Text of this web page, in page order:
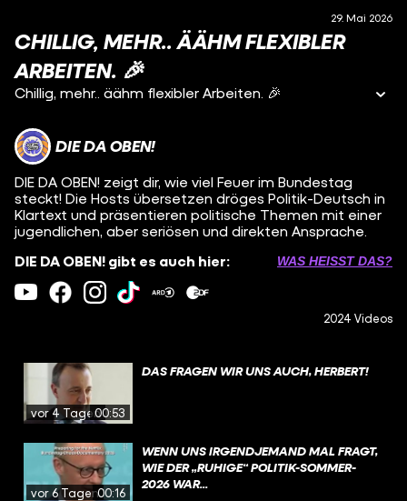
29. Mai 2026
CHILLIG, MEHR.. ÄÄHM FLEXIBLER
ARBEITEN. 🎉
Chillig, mehr.. äähm flexibler Arbeiten. 🎉
DIE DA OBEN!
DIE DA OBEN! zeigt dir, wie viel Feuer im Bundestag
steckt! Die Hosts übersetzen dröges Politik-Deutsch in
Klartext und präsentieren politische Themen mit einer
jugendlichen, aber seriösen und direkten Ansprache.
DIE DA OBEN! gibt es auch hier:
WAS HEISST DAS?
2024 Videos
vor 4 Tagen00:53
DAS FRAGEN WIR UNS AUCH, HERBERT!
vor 6 Tagen00:16
WENN UNS IRGENDJEMAND MAL FRAGT,
WIE DER „RUHIGE“ POLITIK-SOMMER-
2026 WAR...